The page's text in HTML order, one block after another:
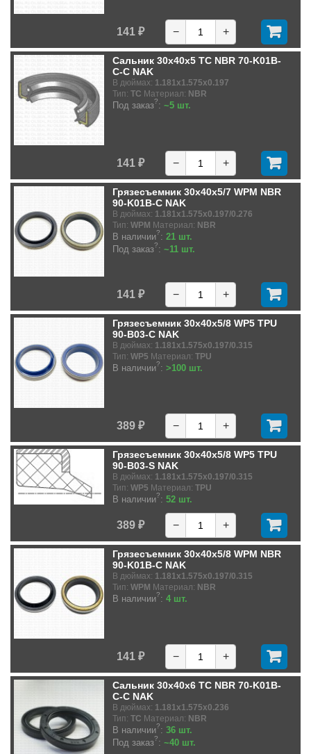
141 ₽ − +
Сальник 30x40x5 TC NBR 70-K01B-
C-C NAK
В дюймах: 1.181x1.575x0.197
Тип: TC Материал: NBR
Под заказ?: ~5 шт.
141 ₽ − +
Грязесъемник 30x40x5/7 WPM NBR
90-K01B-C NAK
В дюймах: 1.181x1.575x0.197/0.276
Тип: WPM Материал: NBR
В наличии?: 21 шт.
Под заказ?: ~11 шт.
141 ₽ − +
Грязесъемник 30x40x5/8 WP5 TPU
90-B03-C NAK
В дюймах: 1.181x1.575x0.197/0.315
Тип: WP5 Материал: TPU
В наличии?: >100 шт.
389 ₽ − +
Грязесъемник 30x40x5/8 WP5 TPU
90-B03-S NAK
В дюймах: 1.181x1.575x0.197/0.315
Тип: WP5 Материал: TPU
В наличии?: 52 шт.
389 ₽ − +
Грязесъемник 30x40x5/8 WPM NBR
90-K01B-C NAK
В дюймах: 1.181x1.575x0.197/0.315
Тип: WPM Материал: NBR
В наличии?: 4 шт.
141 ₽ − +
Сальник 30x40x6 TC NBR 70-K01B-
C-C NAK
В дюймах: 1.181x1.575x0.236
Тип: TC Материал: NBR
В наличии?: 36 шт.
Под заказ?: ~40 шт.